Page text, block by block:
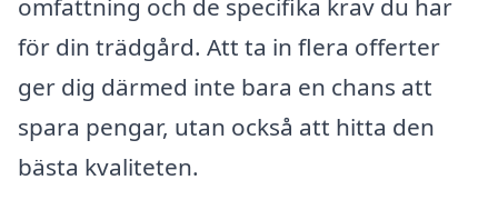
omfattning och de specifika krav du har
för din trädgård. Att ta in flera offerter
ger dig därmed inte bara en chans att
spara pengar, utan också att hitta den
bästa kvaliteten.